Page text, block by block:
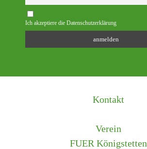
Ich akzeptiere die Datenschutzerklärung
Kontakt
Verein
FUER Königstetten